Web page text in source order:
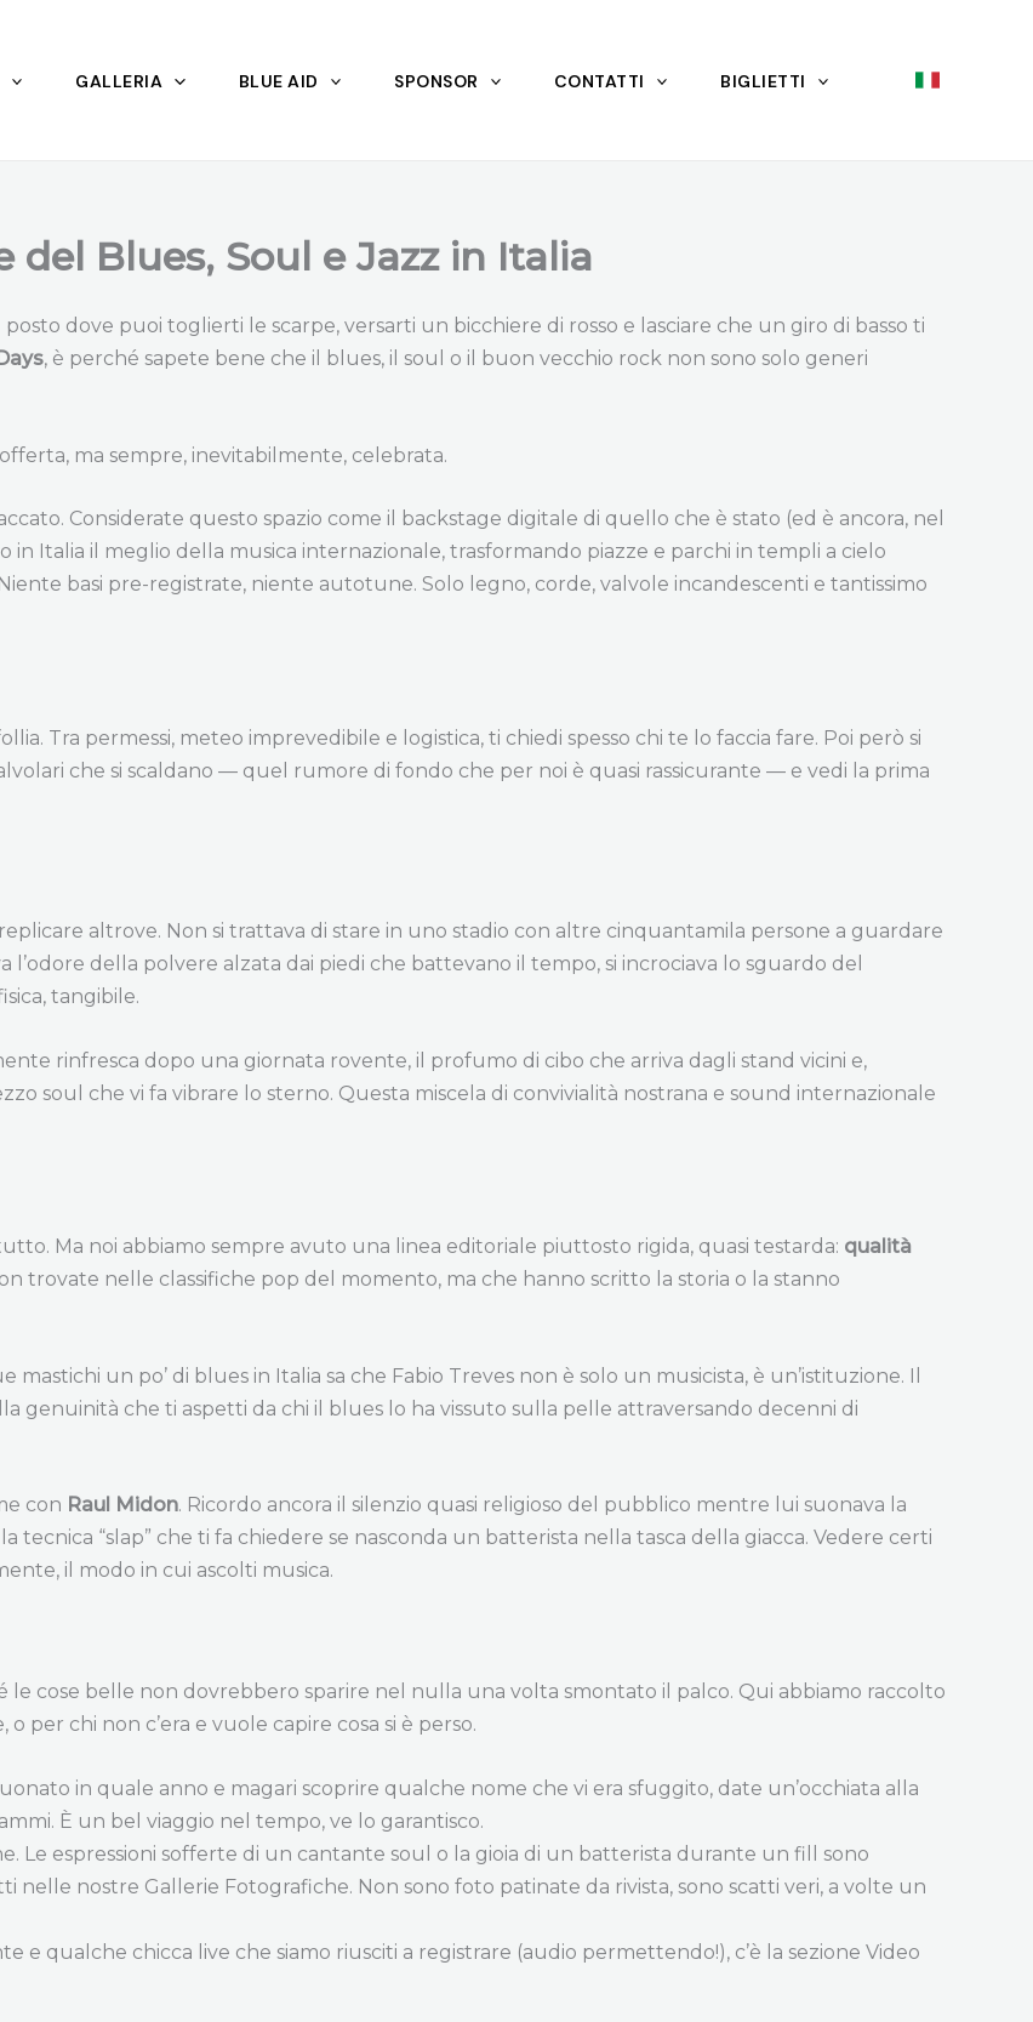
GALLERIA BLUE AID SPONSOR CONTATTI BIGLIETTI
del Blues, Soul e Jazz in Italia
dove puoi toglierti le scarpe, versarti un bicchiere di rosso e lasciare che un giro di basso ti
, è perché sapete bene che il blues, il soul o il buon vecchio rock non sono solo generi
ma sempre, inevitabilmente, celebrata.
Considerate questo spazio come il backstage digitale di quello che è stato (ed è ancora, nel
in Italia il meglio della musica internazionale, trasformando piazze e parchi in templi a cielo
basi pre-registrate, niente autotune. Solo legno, corde, valvole incandescenti e tantissimo
Tra permessi, meteo imprevedibile e logistica, ti chiedi spesso chi te lo faccia fare. Poi però si
che si scaldano — quel rumore di fondo che per noi è quasi rassicurante — e vedi la prima
altrove. Non si trattava di stare in uno stadio con altre cinquantamila persone a guardare
della polvere alzata dai piedi che battevano il tempo, si incrociava lo sguardo del
tangibile.
rinfresca dopo una giornata rovente, il profumo di cibo che arriva dagli stand vicini e,
soul che vi fa vibrare lo sterno. Questa miscela di convivialità nostrana e sound internazionale
Ma noi abbiamo sempre avuto una linea editoriale piuttosto rigida, quasi testarda: qualità
trovate nelle classifiche pop del momento, ma che hanno scritto la storia o la stanno
mastichi un po’ di blues in Italia sa che Fabio Treves non è solo un musicista, è un’istituzione. Il
genuinità che ti aspetti da chi il blues lo ha vissuto sulla pelle attraversando decenni di
con Raul Midon. Ricordo ancora il silenzio quasi religioso del pubblico mentre lui suonava la
tecnica “slap” che ti fa chiedere se nasconda un batterista nella tasca della giacca. Vedere certi
il modo in cui ascolti musica.
le cose belle non dovrebbero sparire nel nulla una volta smontato il palco. Qui abbiamo raccolto
per chi non c’era e vuole capire cosa si è perso.
in quale anno e magari scoprire qualche nome che vi era sfuggito, date un’occhiata alla
È un bel viaggio nel tempo, ve lo garantisco.
Le espressioni sofferte di un cantante soul o la gioia di un batterista durante un fill sono
nelle nostre Gallerie Fotografiche. Non sono foto patinate da rivista, sono scatti veri, a volte un
e qualche chicca live che siamo riusciti a registrare (audio permettendo!), c’è la sezione Video